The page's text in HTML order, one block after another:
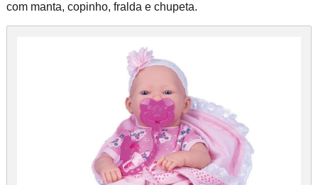
com manta, copinho, fralda e chupeta.